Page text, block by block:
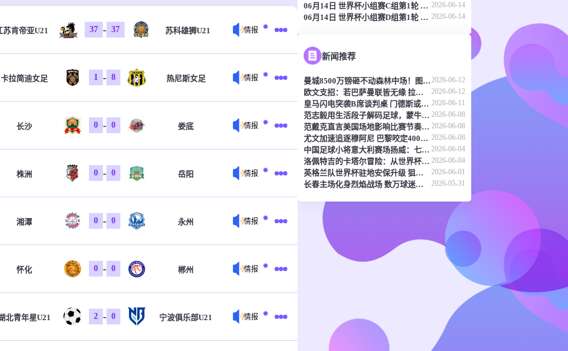
苏肯帝亚U21 37 - 37 苏科雄狮U21 情报
卡拉简迪女足 1 - 8 热尼斯女足 情报
长沙 0 - 0 娄底 情报
株洲 0 - 0 岳阳 情报
湘潭 0 - 0 永州 情报
怀化 0 - 0 郴州 情报
北青年星U21 2 - 0 宁波俱乐部U21 情报
06月14日 世界杯小组赛C组第1轮 海地vs苏格兰 全场录像 2026-06-14
06月14日 世界杯小组赛D组第1轮 澳大利亚vs土耳其 全场录像 2026-06-14
新闻推荐
曼城8500万镑砸不动森林中场！图赫尔：天价转会传闻反倒成了安德森的兴奋剂2026-06-12
欧文支招：若巴萨曼联皆无缘 拉什福德或该考虑兵工厂 2026-06-12
皇马闪电突袭B席谈判桌 门德斯或成关键先生 2026-06-11
范志毅用生活段子解码足球，蒙牛真果粒《混世宝典》玩出新花样 2026-06-08
范戴克直言美国场地影响比赛节奏 橙衣军团蓄势待发剑指世界杯 2026-06-08
尤文加速追逐穆阿尼 巴黎咬定4000万欧元不放 2026-06-08
中国足球小将意大利赛场扬威：七连胜登顶，五球横扫北欧豪门！ 2026-06-04
洛佩特吉的卡塔尔冒险：从世界杯突围到直面豪强差距 2026-06-04
英格兰队世界杯驻地安保升级 狙击防线与无人机干扰枪严阵以待 2026-06-01
长春主场化身烈焰战场 数万球迷呐喊点燃东北德比 2026-05-31